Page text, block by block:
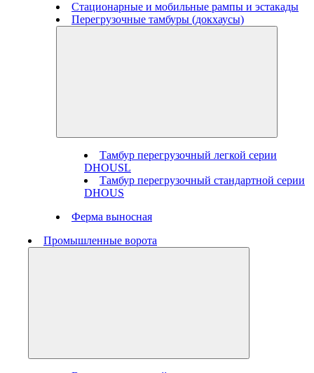
Стационарные и мобильные рампы и эстакады
Перегрузочные тамбуры (докхаусы)
Тамбур перегрузочный легкой серии
DHOUSL
Тамбур перегрузочный стандартной серии
DHOUS
Ферма выносная
Промышленные ворота